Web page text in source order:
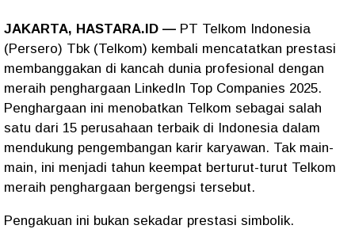
JAKARTA, HASTARA.ID — PT Telkom Indonesia
(Persero) Tbk (Telkom) kembali mencatatkan prestasi
membanggakan di kancah dunia profesional dengan
meraih penghargaan LinkedIn Top Companies 2025.
Penghargaan ini menobatkan Telkom sebagai salah
satu dari 15 perusahaan terbaik di Indonesia dalam
mendukung pengembangan karir karyawan. Tak main-
main, ini menjadi tahun keempat berturut-turut Telkom
meraih penghargaan bergengsi tersebut.
Pengakuan ini bukan sekadar prestasi simbolik.